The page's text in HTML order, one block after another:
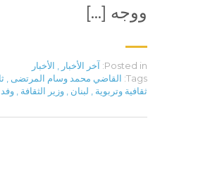
ووجه […]
Posted in: آخر الأخبار
الأخبار
Tags: القاضي محمد وسام المرتضى
ثقافية وتربوية
لبنان وزير الثقافة وفد